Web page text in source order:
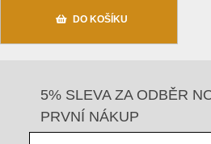
DO KOŠÍKU
5% SLEVA ZA ODBĚR
PRVNÍ NÁKUP